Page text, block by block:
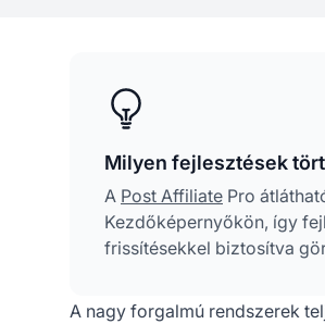
Milyen fejlesztések
A Post Affiliate Pro
Kezdőképernyőkön, így
frissítésekkel biztosítva
A nagy forgalmú rendszerek